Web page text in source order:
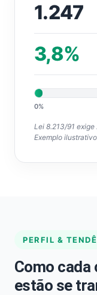
1.247
3,8%
0%
Lei 8.213/91 exige
Exemplo
PERFIL &
Como cada
estão se